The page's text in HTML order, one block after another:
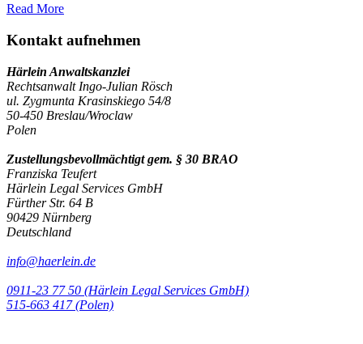
Read More
Kontakt aufnehmen
Härlein Anwaltskanzlei
Rechtsanwalt Ingo-Julian Rösch
ul. Zygmunta Krasinskiego 54/8
50-450 Breslau/Wroclaw
Polen
Zustellungsbevollmächtigt gem. § 30 BRAO
Franziska Teufert
Härlein Legal Services GmbH
Fürther Str. 64 B
90429 Nürnberg
Deutschland
info@haerlein.de
0911-23 77 50 (Härlein Legal Services GmbH)
‭515-663 417 (Polen)‬‬‬